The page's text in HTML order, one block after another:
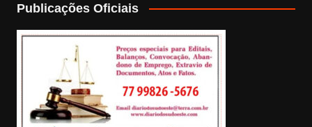
Publicações Oficiais